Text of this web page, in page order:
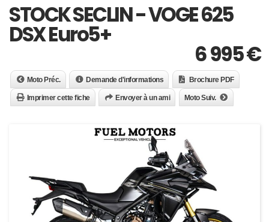
STOCK SECLIN - VOGE 625
DSX Euro5+
6 995€
Moto Préc. Demande d'informations Brochure PDF
Imprimer cette fiche Envoyer à un ami Moto Suiv.